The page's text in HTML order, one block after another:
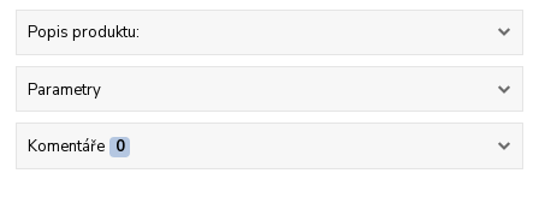
Popis produktu:
Parametry
Komentáře 0